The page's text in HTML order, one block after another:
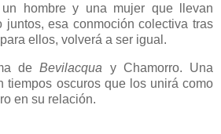
un hombre y una mujer que llevan
juntos, esa conmoción colectiva tras
ellos, volverá a ser igual.
deBevilacqua y Chamorro. Una
tiempos oscuros que los unirá como
en su relación.